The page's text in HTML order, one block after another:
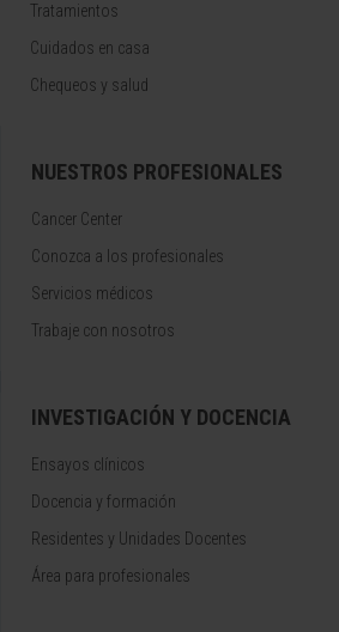
Tratamientos
Cuidados en casa
Chequeos y salud
NUESTROS PROFESIONALES
Cancer Center
Conozca a los profesionales
Servicios médicos
Trabaje con nosotros
INVESTIGACIÓN Y DOCENCIA
Ensayos clínicos
Docencia y formación
Residentes y Unidades Docentes
Área para profesionales